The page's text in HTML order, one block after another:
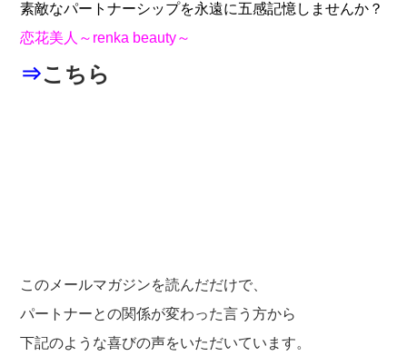
素敵なパートナーシップを永遠に五感記憶しませんか？
恋花美人～renka beauty～
⇒こちら
このメールマガジンを読んだだけで、
パートナーとの関係が変わった言う方から
下記のような喜びの声をいただいています。